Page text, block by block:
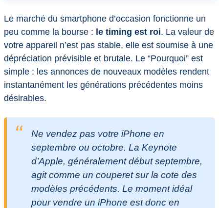
Le marché du smartphone d’occasion fonctionne un
peu comme la bourse : le timing est roi. La valeur de
votre appareil n’est pas stable, elle est soumise à une
dépréciation prévisible et brutale. Le “Pourquoi” est
simple : les annonces de nouveaux modèles rendent
instantanément les générations précédentes moins
désirables.
Ne vendez pas votre iPhone en
septembre ou octobre. La Keynote
d’Apple, généralement début septembre,
agit comme un couperet sur la cote des
modèles précédents. Le moment idéal
pour vendre un iPhone est donc en